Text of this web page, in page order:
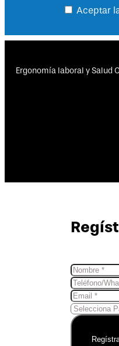
Aceptar
Ergonomía laboral y Salud